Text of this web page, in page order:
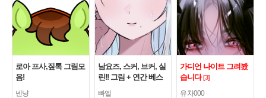
로아 프사,짚톡 그림모
음!
넨냥
남요즈, 스커, 브커, 실
린!! 그림 + 연간 베스
빠엘
가디언 나이트 그려봤
습니다 [3]
유차000